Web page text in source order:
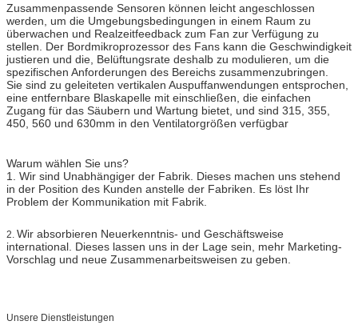
Zusammenpassende Sensoren können leicht angeschlossen
werden, um die Umgebungsbedingungen in einem Raum zu
überwachen und Realzeitfeedback zum Fan zur Verfügung zu
stellen. Der Bordmikroprozessor des Fans kann die Geschwindigkeit
justieren und die, Belüftungsrate deshalb zu modulieren, um die
spezifischen Anforderungen des Bereichs zusammenzubringen.
Sie sind zu geleiteten vertikalen Auspuffanwendungen entsprochen,
eine entfernbare Blaskapelle mit einschließen, die einfachen
Zugang für das Säubern und Wartung bietet, und sind 315, 355,
450, 560 und 630mm in den Ventilatorgrößen verfügbar
Warum wählen Sie uns?
1. Wir sind Unabhängiger der Fabrik. Dieses machen uns stehend
in der Position des Kunden anstelle der Fabriken. Es löst Ihr
Problem der Kommunikation mit Fabrik.
2. Wir absorbieren Neuerkenntnis- und Geschäftsweise
international. Dieses lassen uns in der Lage sein, mehr Marketing-
Vorschlag und neue Zusammenarbeitsweisen zu geben.
Unsere Dienstleistungen